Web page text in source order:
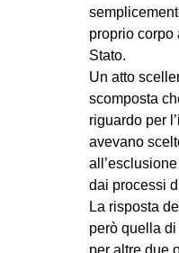
proprio
Stato.
Un atto
scomposta
riguardo per
avevano
dai processi
La risposta
però quella
per altre due